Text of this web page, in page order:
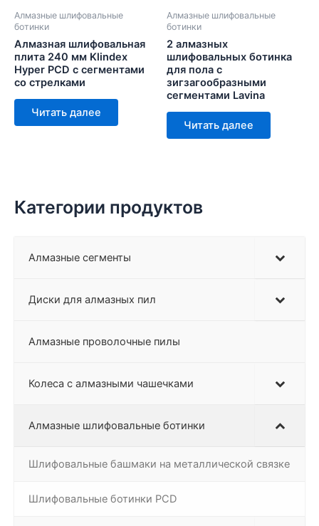
Алмазные шлифовальные
ботинки
Алмазная шлифовальная
плита 240 мм Klindex
Hyper PCD с сегментами
со стрелками
Читать далее
Алмазные шлифовальные
ботинки
2 алмазных
шлифовальных ботинка
для пола с
зигзагообразными
сегментами Lavina
Читать далее
Категории продуктов
Алмазные сегменты
Диски для алмазных пил
Алмазные проволочные пилы
Колеса с алмазными чашечками
Алмазные шлифовальные ботинки
Шлифовальные башмаки на металлической связке
Шлифовальные ботинки PCD